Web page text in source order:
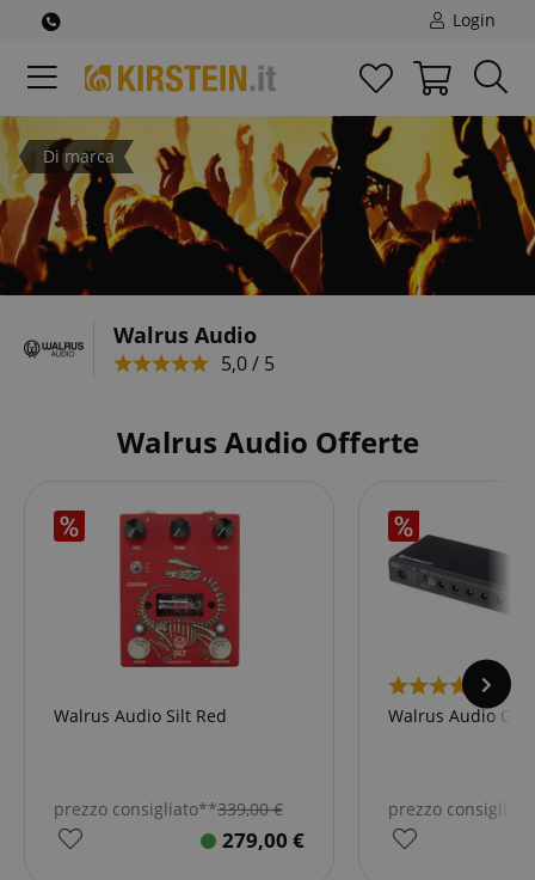
Login
Di marca
Walrus Audio
5,0 / 5
Walrus Audio Offerte
Walrus Audio Silt Red
prezzo consigliato**339,00€
279,00 €
Walrus Audio
prezzo